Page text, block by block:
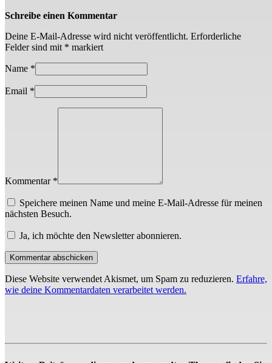
Schreibe einen Kommentar
Deine E-Mail-Adresse wird nicht veröffentlicht. Erforderliche
Felder sind mit * markiert
Name *
Email *
Kommentar *
Speichere meinen Name und meine E-Mail-Adresse für meinen
nächsten Besuch.
Ja, ich möchte den Newsletter abonnieren.
Diese Website verwendet Akismet, um Spam zu reduzieren. Erfahre,
wie deine Kommentardaten verarbeitet werden.